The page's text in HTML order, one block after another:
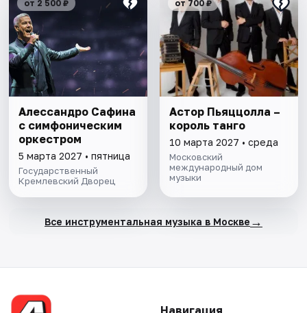
от 2 500 ₽
Алессандро Сафина
с симфоническим
оркестром
5 марта 2027 • пятница
Государственный
Кремлевский Дворец
от 700 ₽
Астор Пьяццолла –
король танго
10 марта 2027 • среда
Московский
международный дом
музыки
Все инструментальная музыка в Москве →